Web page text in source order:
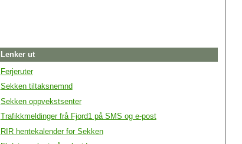
Lenker ut
Ferjeruter
Sekken tiltaksnemnd
Sekken oppvekstsenter
Trafikkmeldinger frå Fjord1 på SMS og e-post
RIR hentekalender for Sekken